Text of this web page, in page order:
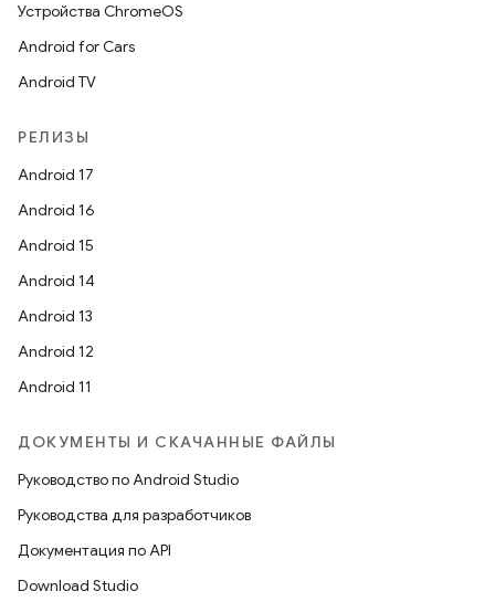
Устройства ChromeOS
Android for Cars
Android TV
РЕЛИЗЫ
Android 17
Android 16
Android 15
Android 14
Android 13
Android 12
Android 11
ДОКУМЕНТЫ И СКАЧАННЫЕ ФАЙЛЫ
Руководство по Android Studio
Руководства для разработчиков
Документация по API
Download Studio